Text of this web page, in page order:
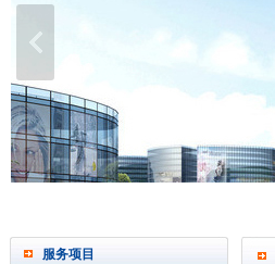
服务项目